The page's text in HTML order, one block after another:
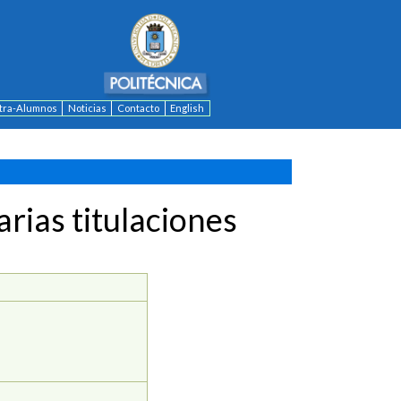
Alumnos Noticias Contacto English
titulaciones